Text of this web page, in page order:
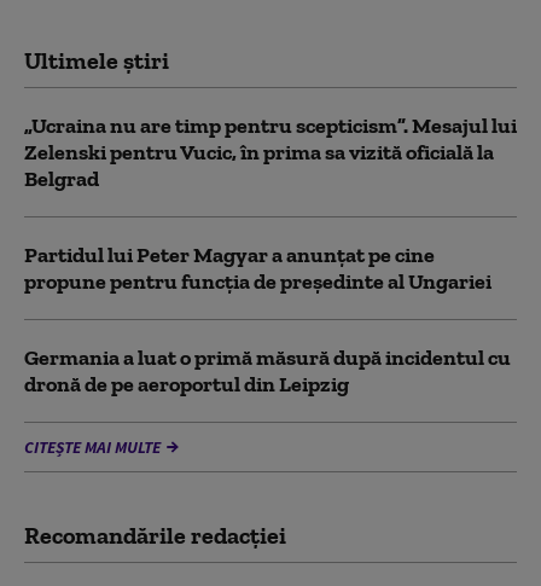
Ultimele știri
„Ucraina nu are timp pentru scepticism”. Mesajul lui
Zelenski pentru Vucic, în prima sa vizită oficială la
Belgrad
Partidul lui Peter Magyar a anunțat pe cine
propune pentru funcția de președinte al Ungariei
Germania a luat o primă măsură după incidentul cu
dronă de pe aeroportul din Leipzig
CITEȘTE MAI MULTE
Recomandările redacţiei